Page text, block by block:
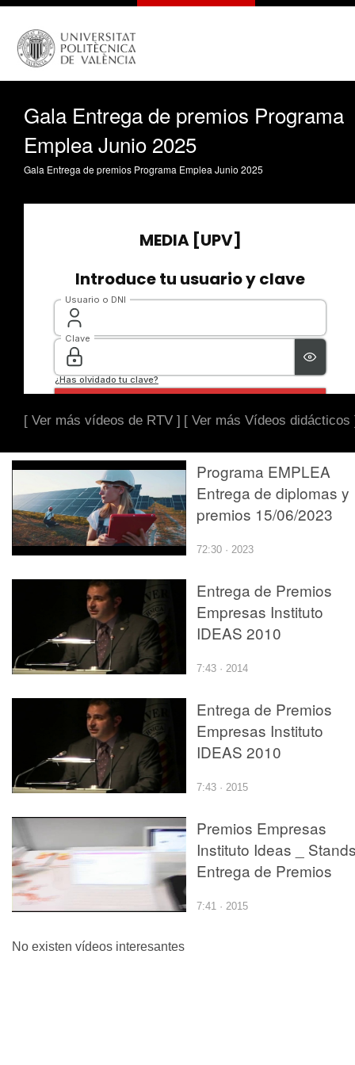
Gala Entrega de premios Programa
Emplea Junio 2025
Gala Entrega de premios Programa Emplea Junio 2025
[ Ver más vídeos de RTV ] [ Ver más Vídeos didácticos
Programa EMPLEA
Entrega de diplomas y
premios 15/06/2023
72:30 · 2023
Entrega de Premios
Empresas Instituto
IDEAS 2010
7:43 · 2014
Entrega de Premios
Empresas Instituto
IDEAS 2010
7:43 · 2015
Premios Empresas
Instituto Ideas _
Entrega de Premios
7:41 · 2015
No existen vídeos interesantes